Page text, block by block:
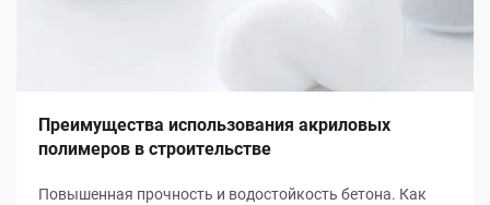
Преимущества использования акриловых
полимеров в строительстве
Повышенная прочность и водостойкость бетона. Как